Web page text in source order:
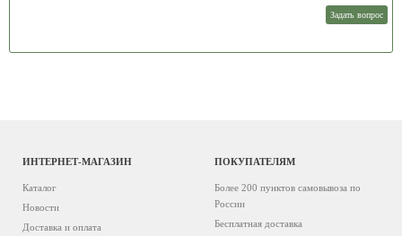
Задать вопрос
ИНТЕРНЕТ-МАГАЗИН
Каталог
Новости
Доставка и оплата
ПОКУПАТЕЛЯМ
Более 200 пунктов самовывоза по
России
Бесплатная доставка